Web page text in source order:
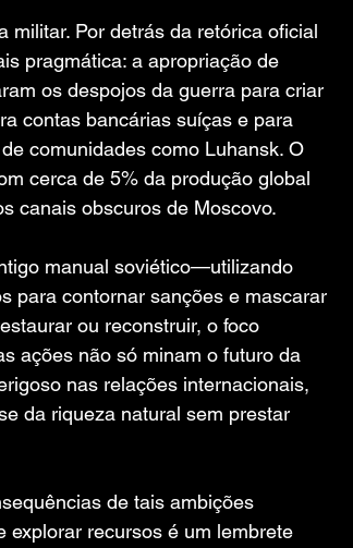
militar. Por detrás da retórica oficial
pragmática: a apropriação de
os despojos da guerra para criar
contas bancárias suíças e para
comunidades como Luhansk. O
cerca de 5% da produção global
canais obscuros de Moscovo.
manual soviético—utilizando
para contornar sanções e mascarar
ou reconstruir, o foco
ações não só minam o futuro da
nas relações internacionais,
da riqueza natural sem prestar
de tais ambições
explorar recursos é um lembrete